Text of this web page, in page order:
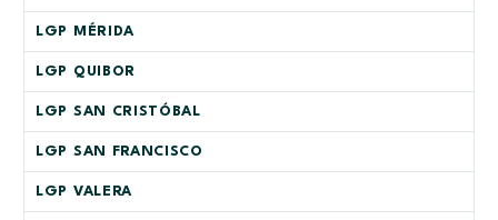
LGP MÉRIDA
LGP QUIBOR
LGP SAN CRISTÓBAL
LGP SAN FRANCISCO
LGP VALERA